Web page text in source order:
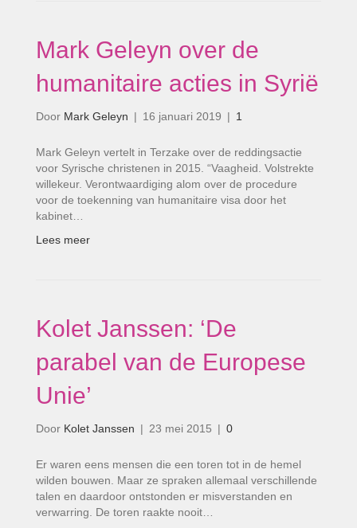
Mark Geleyn over de
humanitaire acties in Syrië
Door Mark Geleyn | 16 januari 2019 | 1
Mark Geleyn vertelt in Terzake over de reddingsactie
voor Syrische christenen in 2015. “Vaagheid. Volstrekte
willekeur. Verontwaardiging alom over de procedure
voor de toekenning van humanitaire visa door het
kabinet…
Lees meer
Kolet Janssen: ‘De
parabel van de Europese
Unie’
Door Kolet Janssen | 23 mei 2015 | 0
Er waren eens mensen die een toren tot in de hemel
wilden bouwen. Maar ze spraken allemaal verschillende
talen en daardoor ontstonden er misverstanden en
verwarring. De toren raakte nooit…